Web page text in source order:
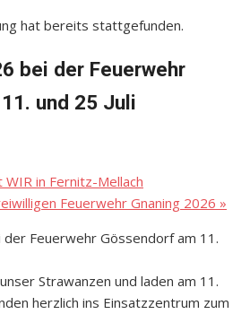
hat bereits stattgefunden.
bei der Feuerwehr
und 25 Juli
WIR in Fernitz-Mellach
Feuerwehr Gnaning 2026 »
Strawanzen und laden am 11.
herzlich ins Einsatzzentrum zum